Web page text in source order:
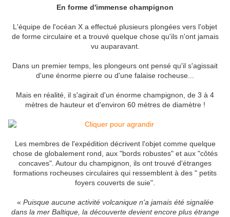
En forme d'immense champignon
L'équipe de l'océan X a effectué plusieurs plongées vers l'objet
de forme circulaire et a trouvé quelque chose qu'ils n'ont jamais
vu auparavant.
Dans un premier temps, les plongeurs ont pensé qu'il s'agissait
d'une énorme pierre ou d'une falaise rocheuse...
Mais en réalité, il s'agirait d'un énorme champignon, de 3 à 4
mètres de hauteur et d'environ 60 mètres de diamètre !
Les membres de l'expédition décrivent l'objet comme quelque
chose de globalement rond, aux "bords robustes" et aux "côtés
concaves". Autour du champignon, ils ont trouvé d'étranges
formations rocheuses circulaires qui ressemblent à des " petits
foyers couverts de suie".
« Puisque aucune activité volcanique n'a jamais été signalée
dans la mer Baltique, la découverte devient encore plus étrange